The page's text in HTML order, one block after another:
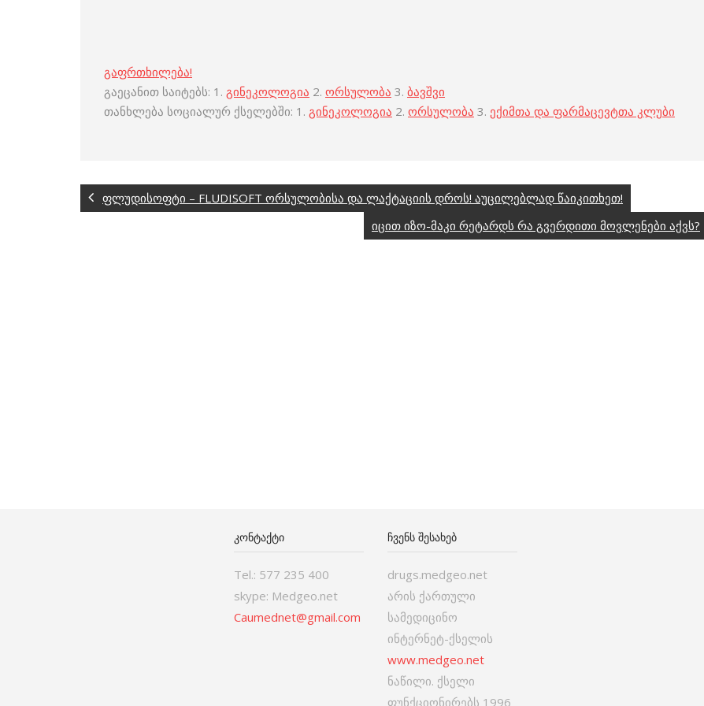
გაფრთხილება!
გაეცანით საიტებს: 1. გინეკოლოგია 2. ორსულობა 3. ბავშვი
თანხლება სოციალურ ქსელებში: 1. გინეკოლოგია 2. ორსულობა 3. ექიმთა და ფარმაცევტთა კლუბი
ფლუდისოფტი – FLUDISOFT ორსულობისა და ლაქტაციის დროს! აუცილებლად წაიკითხეთ!
იცით იზო-მაკი რეტარდს რა გვერდითი მოვლენები აქვს?
ᲙᲝᲜᲢᲐᲥᲢᲘ
Tel.: 577 235 400
skype: Medgeo.net
Caumednet@gmail.com
ᲩᲕᲔᲜᲡ ᲨᲔᲡᲐᲮᲔᲑ
drugs.medgeo.net
არის ქართული
სამედიცინო
ინტერნეტ-ქსელის
www.medgeo.net
ნაწილი. ქსელი
ფუნქციონირებს 1996